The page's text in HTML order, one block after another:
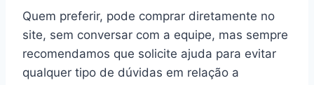
Quem preferir, pode comprar diretamente no
site, sem conversar com a equipe, mas sempre
recomendamos que solicite ajuda para evitar
qualquer tipo de dúvidas em relação a